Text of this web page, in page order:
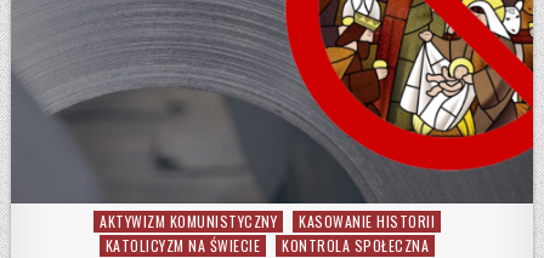
Posted in
AKTYWIZM KOMUNISTYCZNY
KASOWANIE HISTORII
KATOLICYZM NA ŚWIECIE
KONTROLA SPOŁECZNA